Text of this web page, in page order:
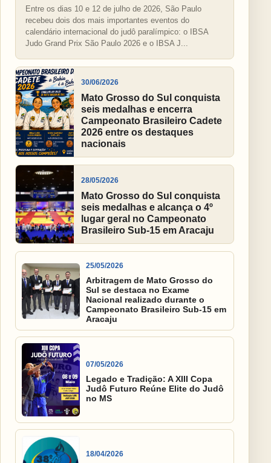
Entre os dias 10 e 12 de julho de 2026, São Paulo
recebeu dois dos mais importantes eventos do
calendário internacional do judô paralímpico: o IBSA
Judo Grand Prix São Paulo 2026 e o IBSA J...
30/06/2026
Mato Grosso do Sul conquista
seis medalhas e encerra
Campeonato Brasileiro Cadete
2026 entre os destaques
nacionais
28/05/2026
Mato Grosso do Sul conquista
seis medalhas e alcança o 4º
lugar geral no Campeonato
Brasileiro Sub-15 em Aracaju
25/05/2026
Arbitragem de Mato Grosso do
Sul se destaca no Exame
Nacional realizado durante o
Campeonato Brasileiro Sub-15 em
Aracaju
07/05/2026
Legado e Tradição: A XIII Copa
Judô Futuro Reúne Elite do Judô
no MS
18/04/2026